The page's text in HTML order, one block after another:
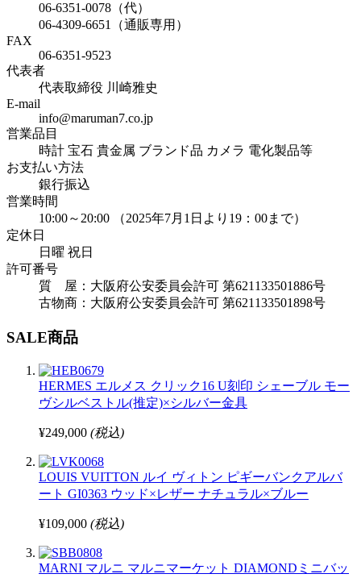
06-6351-0078（代）
06-4309-6651（通販専用）
FAX
06-6351-9523
代表者
代表取締役 川崎雅史
E-mail
info@maruman7.co.jp
営業品目
時計 宝石 貴金属 ブランド品 カメラ 電化製品等
お支払い方法
銀行振込
営業時間
10:00～20:00 （2025年7月1日より19：00まで）
定休日
日曜 祝日
許可番号
質 屋：大阪府公安委員会許可 第621133501886号
古物商：大阪府公安委員会許可 第621133501898号
SALE商品
HERMES エルメス クリック16 U刻印 シェーブル モー
ヴシルベストル(推定)×シルバー金具
¥249,000 (税込)
LOUIS VUITTON ルイ ヴィトン ピギーバンクアルバ
ート GI0363 ウッド×レザー ナチュラル×ブルー
¥109,000 (税込)
MARNI マルニ マルニマーケット DIAMONDミニバッ